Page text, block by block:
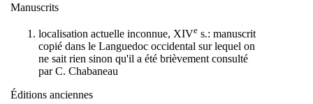
Manuscrits
localisation actuelle inconnue, XIVe s.: manuscrit
copié dans le Languedoc occidental sur lequel on
ne sait rien sinon qu'il a été brièvement consulté
par C. Chabaneau
Éditions anciennes